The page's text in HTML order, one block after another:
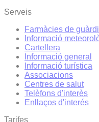
Serveis
Farmàcies de
Informació
Cartellera
Informació general
Informació turística
Associacions
Centres de salut
Telèfons d'interès
Enllaços d'interés
Tarifes